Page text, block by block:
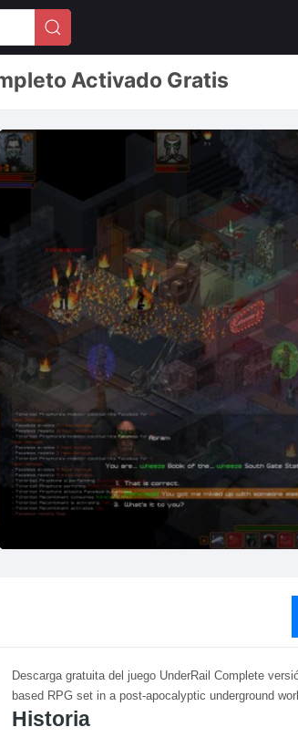
Activado Gratis
Descarga gratuita del juego UnderRail Complete
based RPG set in a post-apocalyptic underground
Historia